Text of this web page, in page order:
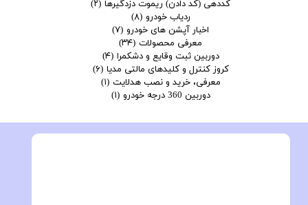
کددهی (کد دادن) ریموت دزدگیرها (۲)
ردیاب خودرو (۸)
اخبار آپشن های خودرو (۷)
معرفی محصولات (۳۴)
دوربین ثبت وقایع و دشکمرا (۴)
کروز کنترل و کلیدهای مالتی مدیا (۶)
معرفی، خرید و نصب هدلایت (۱)
دوربین 360 درجه خودرو
(۱)